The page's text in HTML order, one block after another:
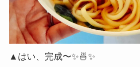
▲はい、完成〜✨🍜✨